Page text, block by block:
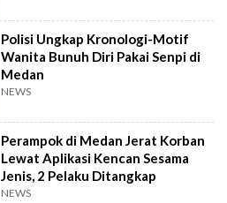
Polisi Ungkap Kronologi-Motif
Wanita Bunuh Diri Pakai Senpi di
Medan
NEWS
Perampok di Medan Jerat Korban
Lewat Aplikasi Kencan Sesama
Jenis, 2 Pelaku Ditangkap
NEWS